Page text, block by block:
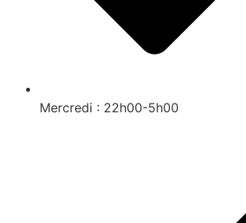
Mercredi : 22h00-5h00